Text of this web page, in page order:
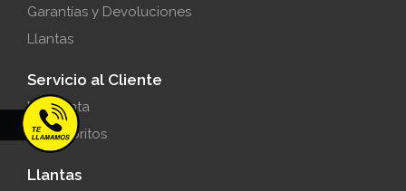
Garantías y Devoluciones
Llantas
Servicio al Cliente
Mi cuenta
Mis favoritos
Llantas